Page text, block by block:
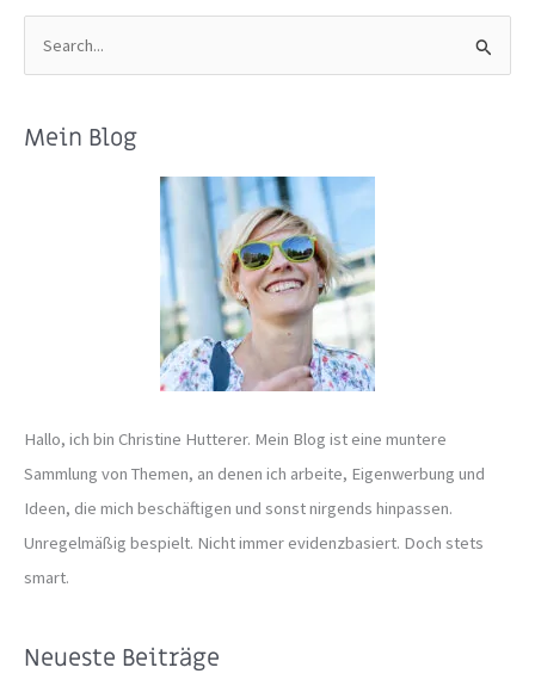
h
Mein Blog
Hallo, ich bin Christine Hutterer. Mein Blog ist eine muntere
Sammlung von Themen, an denen ich arbeite, Eigenwerbung und
Ideen, die mich beschäftigen und sonst nirgends hinpassen.
Unregelmäßig bespielt. Nicht immer evidenzbasiert. Doch stets
smart.
Neueste Beiträge